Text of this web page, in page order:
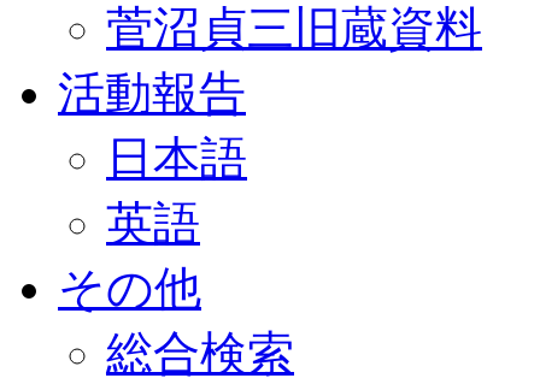
菅沼貞三旧蔵資料
活動報告
日本語
英語
その他
総合検索